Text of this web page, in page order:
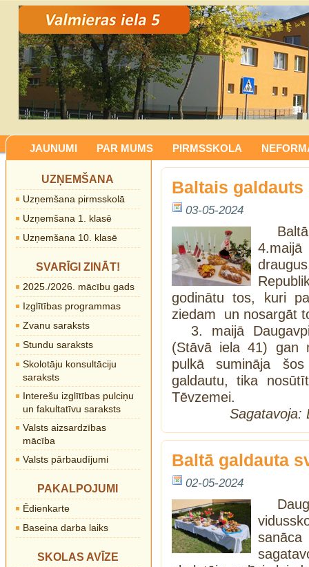
JAUNUMI PAR MUMS PIRMSSKOLA
UZŅEMŠANA
Uzņemšana pirmsskolā
Uzņemšana 1. klasē
Uzņemšana 10. klasē
SVARĪGI ZINĀT!
2025./2026. mācību gads
Izglītības programmas
Zvanu saraksts
Stundu saraksts
Skolotāju konsultāciju
saraksts
Interešu izglītības pulciņu
un fakultatīvu saraksts
Valsts aizsardzības
mācība
Valsts pārbaudījumi
PAKALPOJUMI
Ēdienkarte
Baseina darba laiks
SKOLAS AVĪZE
Baltais
03-05-2024
4.maijā
godinātu tos, kuri
ziedam un nosargāt
3. maijā
(Stāvā iela 41) gan
pulkā sumināja
galdautu, tika
Tēvzemei.
Sagatavoja:
Baltā galdauta
02-05-2024
sanāca